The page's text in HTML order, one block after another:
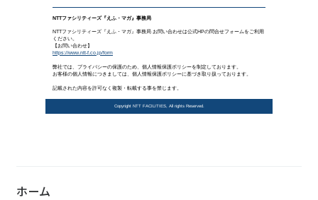
PROJECT事例
記憶の継承 － 弘前れんが倉庫美
2022年6月27日公開
ホーム